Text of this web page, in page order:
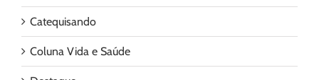
Catequisando
Coluna Vida e Saúde